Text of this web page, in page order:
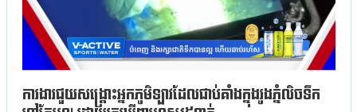
ការងារជួយសង្រ្គោះអ្នកភូមិឡាវដែលជាប់គាំងក្នុងរូងភ្នំលិចទឹក